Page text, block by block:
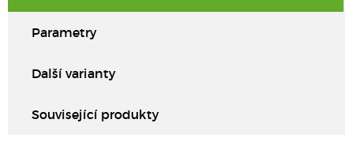
Parametry
Další varianty
Související produkty